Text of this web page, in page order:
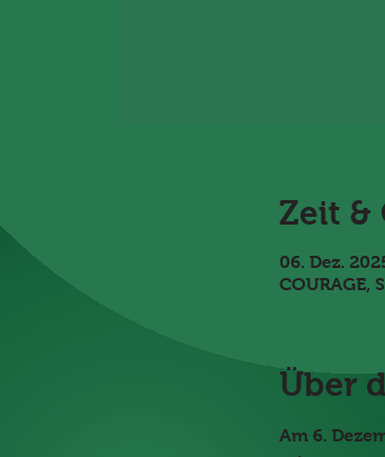
Zeit &
06. Dez.
COURAGE,
Über
Am 6.